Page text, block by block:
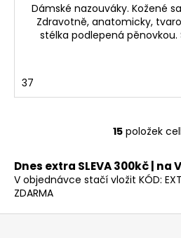
Dámské nazouváky. Kožené
Zdravotně, anatomicky,
stélka podlepená pěnovkou.
37
O
l
á
a
15položek
Dnes extra SLEVA 300kč | na
V objednávce stačí vložit KÓD:
ZDARMA
Z